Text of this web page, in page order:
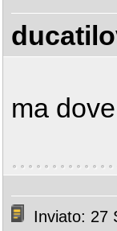
ma
Inviato: 27